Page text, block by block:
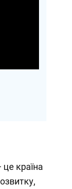
країна